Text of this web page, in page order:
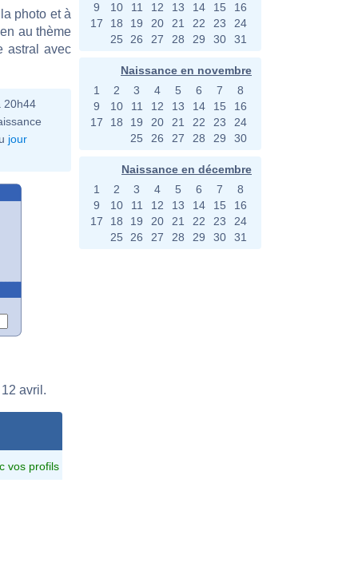
photo et à
au thème
astral avec
20h44
jour
avril.
vos profils
9
10 11 12 13 14 15
16
17
18 19 20 21 22 23
24
25
26 27 28 29 30 31
Naissance en novembre
1
2 3 4 5 6 7
8
9
10 11 12 13 14 15
16
17
18 19 20 21 22 23
24
25
26 27 28 29 30
Naissance en décembre
1
2 3 4 5 6 7
8
9
10 11 12 13 14 15
16
17
18 19 20 21 22 23
24
25
26 27 28 29 30 31